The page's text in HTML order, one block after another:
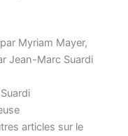
Myriam Mayer,
Jean-Marc Suardi
articles sur le